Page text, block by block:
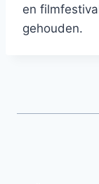
en
gehouden.